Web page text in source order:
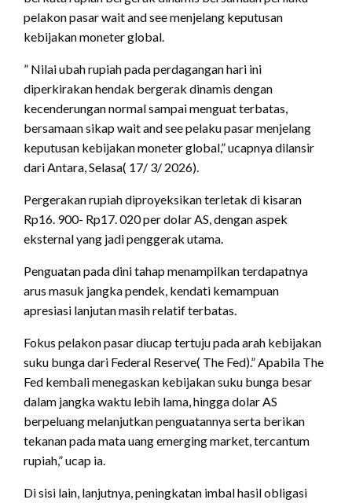
pelakon pasar wait and see menjelang keputusan
kebijakan moneter global.
” Nilai ubah rupiah pada perdagangan hari ini
diperkirakan hendak bergerak dinamis dengan
kecenderungan normal sampai menguat terbatas,
bersamaan sikap wait and see pelaku pasar menjelang
keputusan kebijakan moneter global,” ucapnya dilansir
dari Antara, Selasa( 17/ 3/ 2026).
Pergerakan rupiah diproyeksikan terletak di kisaran
Rp16. 900- Rp17. 020 per dolar AS, dengan aspek
eksternal yang jadi penggerak utama.
Penguatan pada dini tahap menampilkan terdapatnya
arus masuk jangka pendek, kendati kemampuan
apresiasi lanjutan masih relatif terbatas.
Fokus pelakon pasar diucap tertuju pada arah kebijakan
suku bunga dari Federal Reserve( The Fed).” Apabila The
Fed kembali menegaskan kebijakan suku bunga besar
dalam jangka waktu lebih lama, hingga dolar AS
berpeluang melanjutkan penguatannya serta berikan
tekanan pada mata uang emerging market, tercantum
rupiah,” ucap ia.
Di sisi lain, lanjutnya, peningkatan imbal hasil obligasi